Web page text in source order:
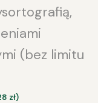
(bez limitu
zł)